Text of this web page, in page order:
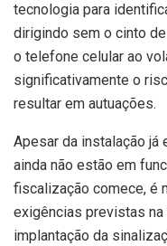
tecnologia para
dirigindo sem o cinto
o telefone celular ao
significativamente o
resultar em autuações.
Apesar da instalação já
ainda não estão em
fiscalização comece, é
exigências previstas
implantação da